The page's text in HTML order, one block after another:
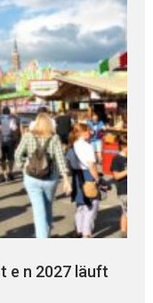
e n 2027 läuft